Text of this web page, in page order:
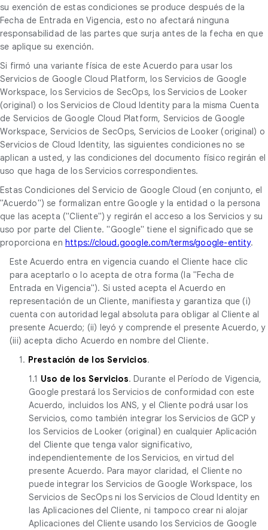
su exención de estas condiciones se produce después de la
Fecha de Entrada en Vigencia, esto no afectará ninguna
responsabilidad de las partes que surja antes de la fecha en que
se aplique su exención.
Si firmó una variante física de este Acuerdo para usar los
Servicios de Google Cloud Platform, los Servicios de Google
Workspace, los Servicios de SecOps, los Servicios de Looker
(original) o los Servicios de Cloud Identity para la misma Cuenta
de Servicios de Google Cloud Platform, Servicios de Google
Workspace, Servicios de SecOps, Servicios de Looker (original) o
Servicios de Cloud Identity, las siguientes condiciones no se
aplican a usted, y las condiciones del documento físico regirán el
uso que haga de los Servicios correspondientes.
Estas Condiciones del Servicio de Google Cloud (en conjunto, el
"Acuerdo") se formalizan entre Google y la entidad o la persona
que las acepta ("Cliente") y regirán el acceso a los Servicios y su
uso por parte del Cliente. "Google" tiene el significado que se
proporciona en https://cloud.google.com/terms/google-entity.
Este Acuerdo entra en vigencia cuando el Cliente hace clic
para aceptarlo o lo acepta de otra forma (la "Fecha de
Entrada en Vigencia"). Si usted acepta el Acuerdo en
representación de un Cliente, manifiesta y garantiza que (i)
cuenta con autoridad legal absoluta para obligar al Cliente al
presente Acuerdo; (ii) leyó y comprende el presente Acuerdo, y
(iii) acepta dicho Acuerdo en nombre del Cliente.
1. Prestación de los Servicios.
1.1 Uso de los Servicios. Durante el Período de Vigencia,
Google prestará los Servicios de conformidad con este
Acuerdo, incluidos los ANS, y el Cliente podrá usar los
Servicios, como también integrar los Servicios de GCP y
los Servicios de Looker (original) en cualquier Aplicación
del Cliente que tenga valor significativo,
independientemente de los Servicios, en virtud del
presente Acuerdo. Para mayor claridad, el Cliente no
puede integrar los Servicios de Google Workspace, los
Servicios de SecOps ni los Servicios de Cloud Identity en
las Aplicaciones del Cliente, ni tampoco crear ni alojar
Aplicaciones del Cliente usando los Servicios de Google